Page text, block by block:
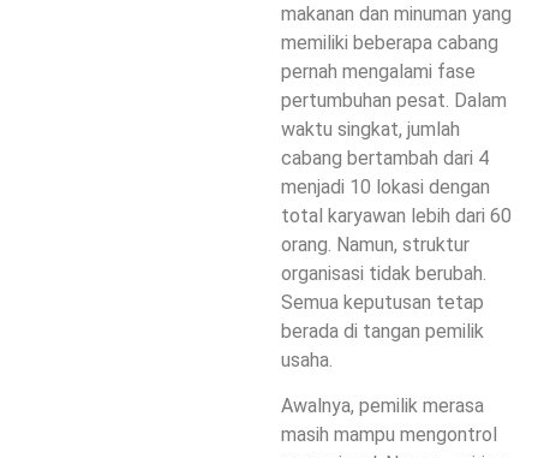
makanan dan minuman yang
memiliki beberapa cabang
pernah mengalami fase
pertumbuhan pesat. Dalam
waktu singkat, jumlah
cabang bertambah dari 4
menjadi 10 lokasi dengan
total karyawan lebih dari 60
orang. Namun, struktur
organisasi tidak berubah.
Semua keputusan tetap
berada di tangan pemilik
usaha.
Awalnya, pemilik merasa
masih mampu mengontrol